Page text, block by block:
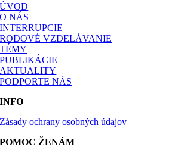
ÚVOD
O NÁS
INTERRUPCIE
RODOVÉ VZDELÁVANIE
TÉMY
PUBLIKÁCIE
AKTUALITY
PODPORTE NÁS
INFO
Zásady ochrany osobných údajov
POMOC ŽENÁM